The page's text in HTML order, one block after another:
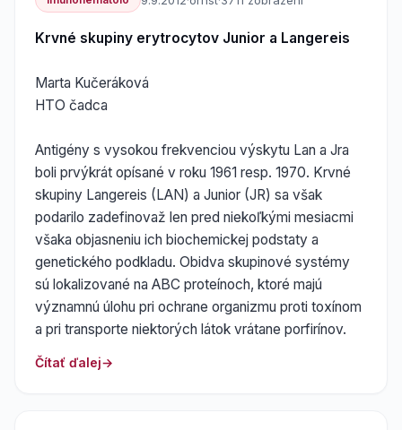
Krvné skupiny erytrocytov Junior a Langereis
Marta Kučeráková
HTO čadca
Antigény s vysokou frekvenciou výskytu Lan a Jra
boli prvýkrát opísané v roku 1961 resp. 1970. Krvné
skupiny Langereis (LAN) a Junior (JR) sa však
podarilo zadefinovaž len pred niekoľkými mesiacmi
všaka objasneniu ich biochemickej podstaty a
genetického podkladu. Obidva skupinové systémy
sú lokalizované na ABC proteínoch, ktoré majú
významnú úlohu pri ochrane organizmu proti toxínom
a pri transporte niektorých látok vrátane porfirínov.
Čítať ďalej